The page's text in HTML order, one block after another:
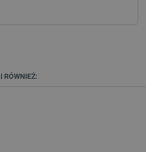
RÓWNIEŻ:
plików cookie nie można
ze strony internetowej.